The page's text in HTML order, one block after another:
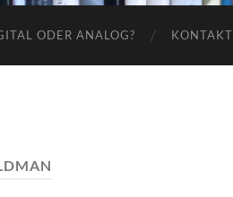
ODER ANALOG? KONTAKT